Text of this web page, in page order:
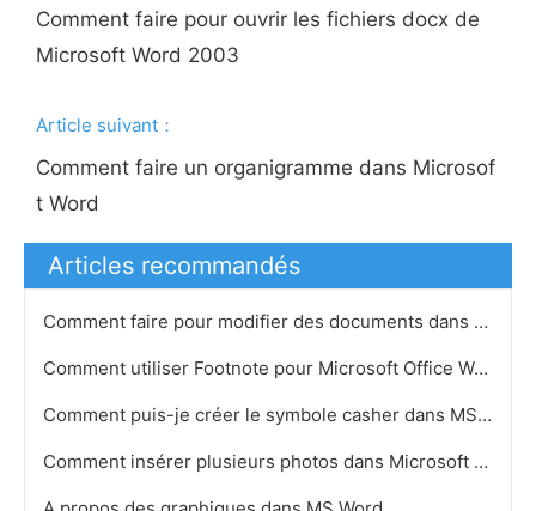
Comment faire pour ouvrir les fichiers docx de
Microsoft Word 2003
Article suivant：
Comment faire un organigramme dans Microsof
t Word
Articles recommandés
Comment faire pour modifier des documents dans Microsoft Word
Comment utiliser Footnote pour Microsoft Office Word 2007
Comment puis-je créer le symbole casher dans MS Word
Comment insérer plusieurs photos dans Microsoft Word